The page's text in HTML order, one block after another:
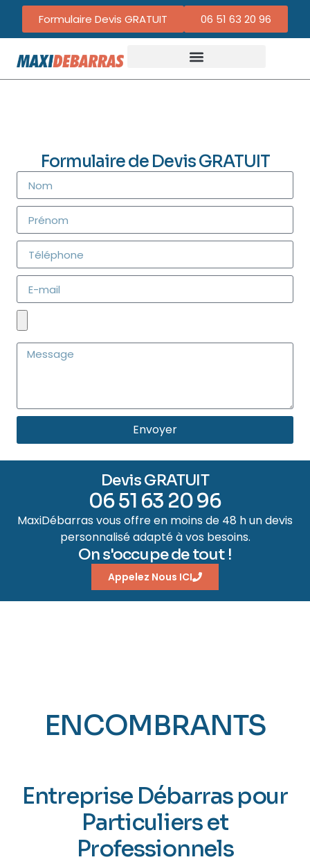
Formulaire Devis GRATUIT 06 51 63 20 96
Formulaire de Devis GRATUIT
Envoyer
Devis GRATUIT
06 51 63 20 96
MaxiDébarras vous offre en moins de 48 h un devis
personnalisé adapté à vos besoins.
On s'occupe de tout !
Appelez Nous ICI
ENCOMBRANTS
Entreprise Débarras pour
Particuliers et
Professionnels